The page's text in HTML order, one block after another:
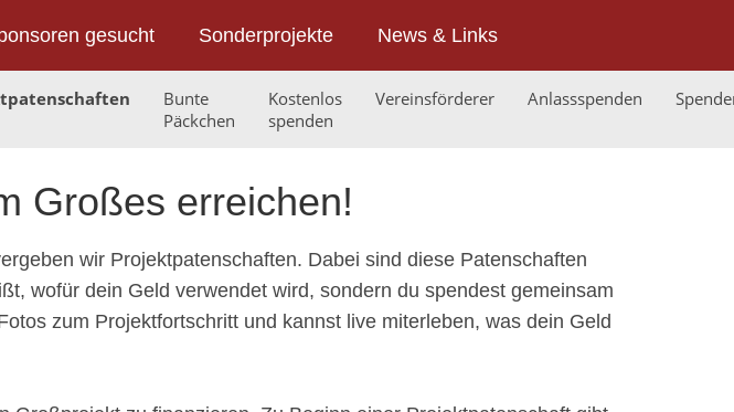
gesucht Sonderprojekte News & Links
Bunte
Päckchen
Kostenlos
spenden
Vereinsförderer Anlassspenden
Großes erreichen!
wir Projektpatenschaften. Dabei sind diese Patenschaften
wofür dein Geld verwendet wird, sondern du spendest gemeinsam
zum Projektfortschritt und kannst live miterleben, was dein Geld